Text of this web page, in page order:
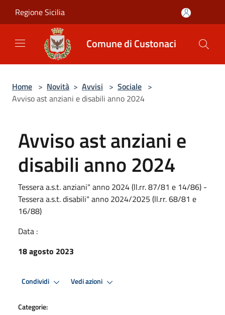
Regione Sicilia
Comune di Custonaci
Home > Novità > Avvisi > Sociale >
Avviso ast anziani e disabili anno 2024
Avviso ast anziani e
disabili anno 2024
Tessera a.s.t. anziani" anno 2024 (ll.rr. 87/81 e 14/86) -
Tessera a.s.t. disabili" anno 2024/2025 (ll.rr. 68/81 e
16/88)
Data :
18 agosto 2023
Condividi Vedi azioni
Categorie: